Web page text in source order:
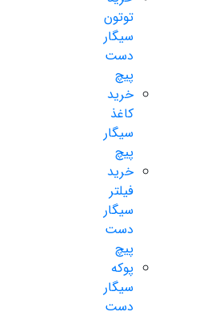
توتون
سیگار
دست
پیچ
خرید
کاغذ
سیگار
پیچ
خرید
فیلتر
سیگار
دست
پیچ
پوکه
سیگار
دست